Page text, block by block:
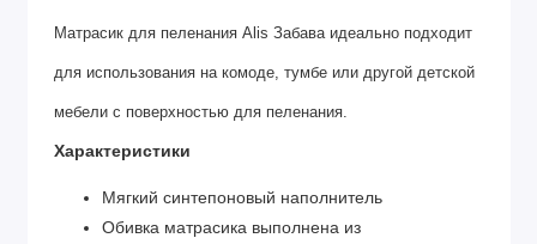
Матрасик для пеленания Alis Забава идеально подходит
для использования на комоде, тумбе или другой детской
мебели с поверхностью для пеленания.
Характеристики
Мягкий синтепоновый наполнитель
Обивка матрасика выполнена из